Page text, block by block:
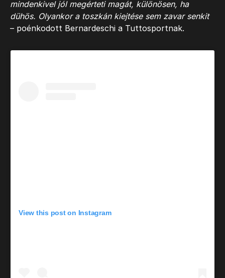
mindenkivel jól megérteti magát, különösen, ha
dühös. Olyankor a toszkán kiejtése sem zavar senkit
– poénkodott Bernardeschi a Tuttosportnak.
View this post on Instagram